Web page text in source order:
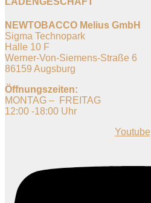
NEWTOBACCO Melius GmbH
Sigma Technopark
Halle 10 F
Werner-Von-Siemens-Straße 6
86159 Augsburg
Öffnungszeiten:
MONTAG – FREITAG
12:00 -18:00 Uhr
Youtube